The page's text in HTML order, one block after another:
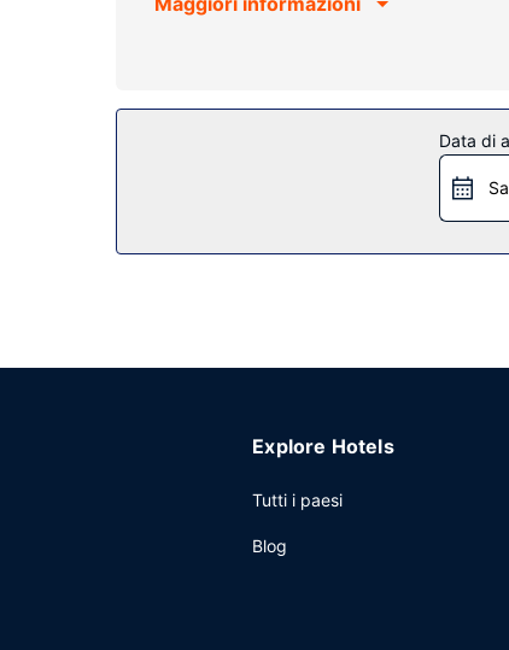
è dotato di set di cortesia gratuiti e
Hampton Inn Lewiston, ID include uno
Data di
Explore Hotels
Tutti i paesi
Blog